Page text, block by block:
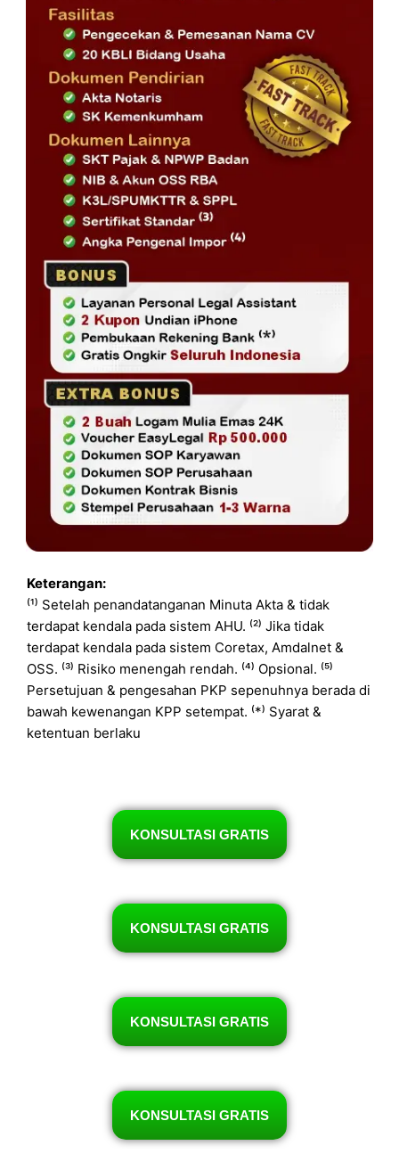
Keterangan:
⁽¹⁾ Setelah penandatanganan Minuta Akta & tidak
terdapat kendala pada sistem AHU. ⁽²⁾ Jika tidak
terdapat kendala pada sistem Coretax, Amdalnet &
OSS. ⁽³⁾ Risiko menengah rendah. ⁽⁴⁾ Opsional. ⁽⁵⁾
Persetujuan & pengesahan PKP sepenuhnya berada di
bawah kewenangan KPP setempat. ⁽*⁾ Syarat &
ketentuan berlaku
KONSULTASI GRATIS
KONSULTASI GRATIS
KONSULTASI GRATIS
KONSULTASI GRATIS